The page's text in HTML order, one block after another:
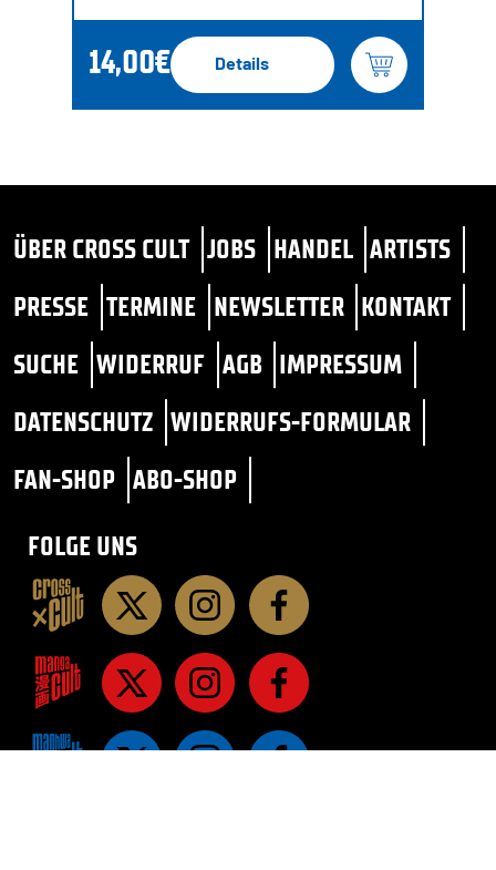
14,00€ Details
ÜBER CROSS CULT JOBS HANDEL ARTISTS
PRESSE TERMINE NEWSLETTER KONTAKT
SUCHE WIDERRUF AGB IMPRESSUM
DATENSCHUTZ WIDERRUFS-FORMULAR
FAN-SHOP ABO-SHOP
FOLGE UNS